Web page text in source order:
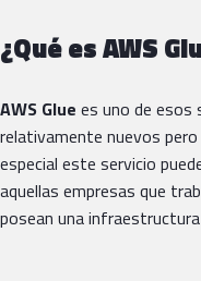
¿Qué es AWS
AWS Glue es uno de esos
relativamente nuevos
especial este servicio
aquellas empresas que
posean una